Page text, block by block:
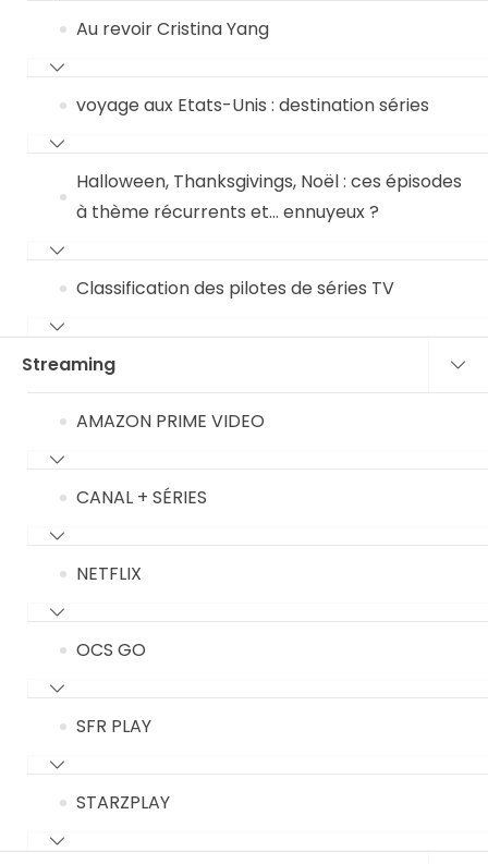
Au revoir Cristina Yang
voyage aux Etats-Unis : destination séries
Halloween, Thanksgivings, Noël : ces épisodes
à thème récurrents et… ennuyeux ?
Classification des pilotes de séries TV
Streaming
AMAZON PRIME VIDEO
CANAL + SÉRIES
NETFLIX
OCS GO
SFR PLAY
STARZPLAY